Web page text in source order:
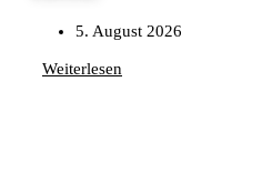
5. August 2026
Weiterlesen